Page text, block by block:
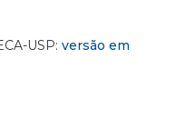
USP: versão em